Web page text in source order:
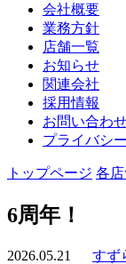
会社概要
業務方針
店舗一覧
お知らせ
関連会社
採用情報
お問い合わ
プライバシ
トップページ 各
6周年！
2026.05.21 すず